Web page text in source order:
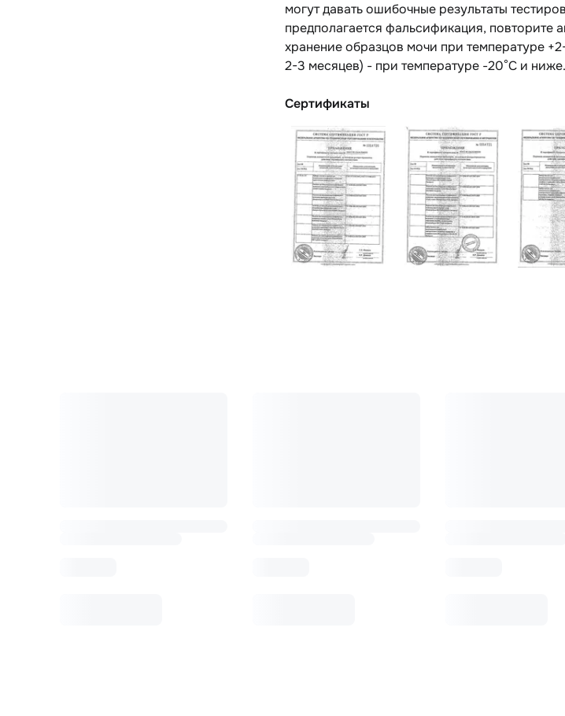
могут давать ошибочные результаты
предполагается фальсификация,
хранение образцов мочи при температуре
2-3 месяцев) - при температуре -20°С и ниже.
Сертификаты